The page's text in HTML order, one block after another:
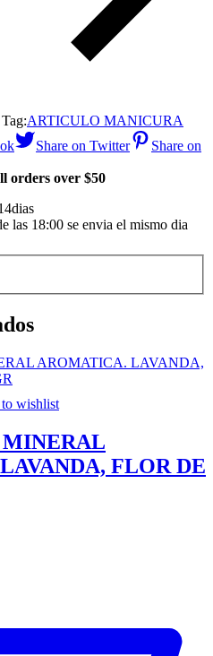
Tag:ARTICULO MANICURA
Share on Twitter
Share on
orders over $50
las 18:00 se envia el mismo dia
wishlist
MINERAL
FLOR DE